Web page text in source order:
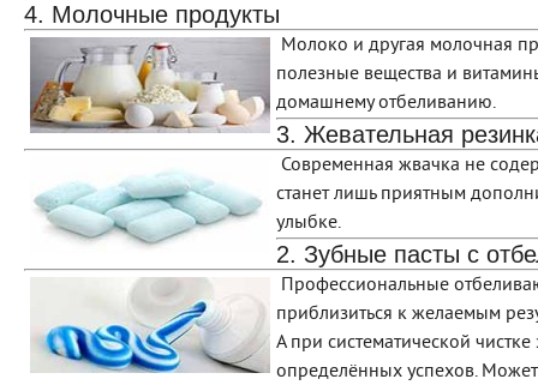
4. Молочные продукты
Молоко и другая молочная
полезные вещества и
домашнему отбеливанию.
3. Жевательная
Современная жвачка не
станет лишь приятным
улыбке.
2. Зубные пасты с
Профессиональные
приблизиться к желаемым
А при систематической
определённых успехов.